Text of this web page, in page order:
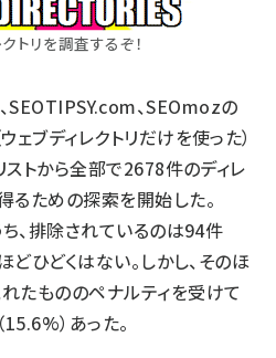
トリを調査するぞ！
、SEOTIPSY.com、SEOmozの
ウェブディレクトリだけを使った）
ストから全部で2678件のディレ
るための探索を開始した。
、排除されているのは94件
どひどくはない。しかし、そのほ
たもののペナルティを受けて
）あった。